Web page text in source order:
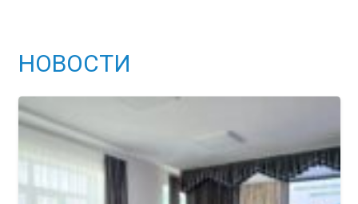
НОВОСТИ